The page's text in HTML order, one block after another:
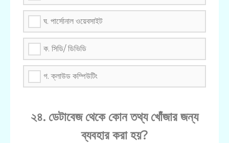
ঘ. পার্সোনাল ওয়েবসাইট
ক. সিডি/ ডিভিডি
গ. ক্লাউড কম্পিউটিং
২৪. ডেটাবেজ থেকে কোন তথ্য খোঁজার জন্য
ব্যবহার করা হয়?